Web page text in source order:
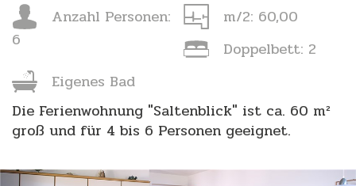
Anzahl Personen:
6
m/2: 60,00
Doppelbett: 2
Eigenes Bad
Die Ferienwohnung "Saltenblick" ist ca. 60 m²
groß und für 4 bis 6 Personen geeignet.